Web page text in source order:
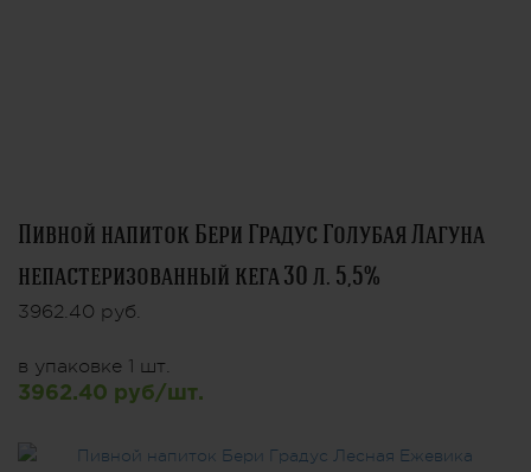
Пивной напиток Бери Градус Голубая Лагуна
непастеризованный кега 30 л. 5,5%
3962.40 руб.
в упаковке 1 шт.
3962.40 руб/шт.